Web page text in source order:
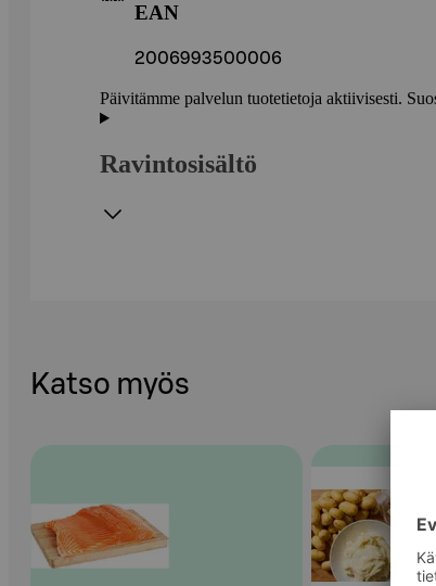
EAN
2006993500006
Päivitämme palvelun tuotetietoja aktiivisesti.
Ravintosisältö
Katso myös